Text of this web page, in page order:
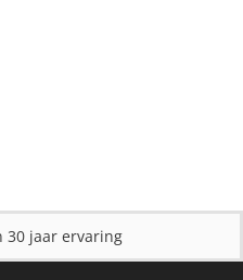
30 jaar ervaring